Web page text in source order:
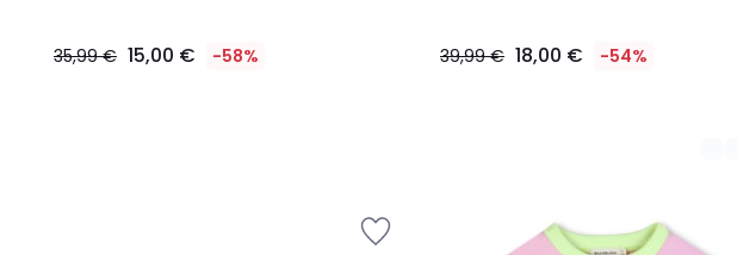
35,99 € 15,00 € -58% 39,99 € 18,00 € -54%